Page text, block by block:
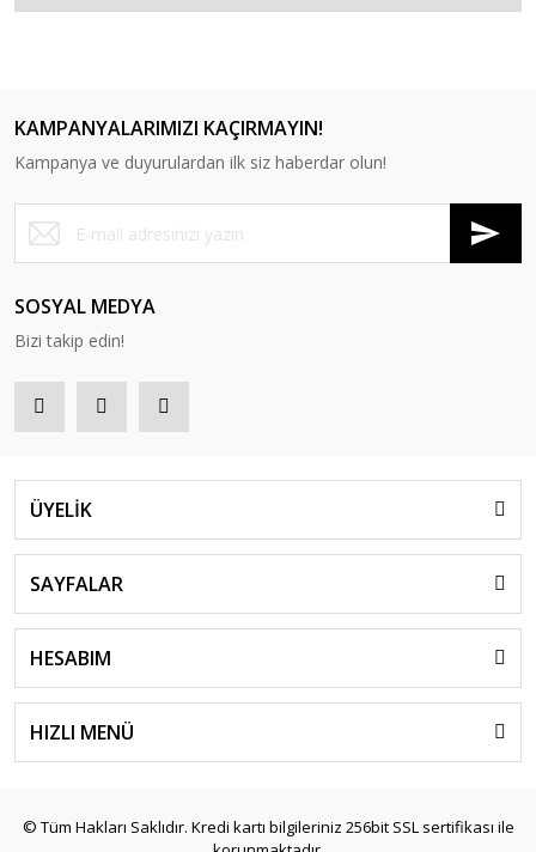
KAMPANYALARIMIZI KAÇIRMAYIN!
Kampanya ve duyurulardan ilk siz haberdar olun!
SOSYAL MEDYA
Bizi takip edin!
ÜYELİK
SAYFALAR
HESABIM
HIZLI MENÜ
© Tüm Hakları Saklıdır. Kredi kartı bilgileriniz 256bit SSL sertifikası ile